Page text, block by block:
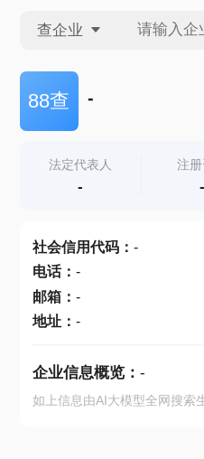
查企业
查企业
查产地
88查 -
法定代表人
-
注
-
社会信用代码： -
电话： -
邮箱： -
地址： -
企业信息概览： -
如上信息由AI大模型全网搜索